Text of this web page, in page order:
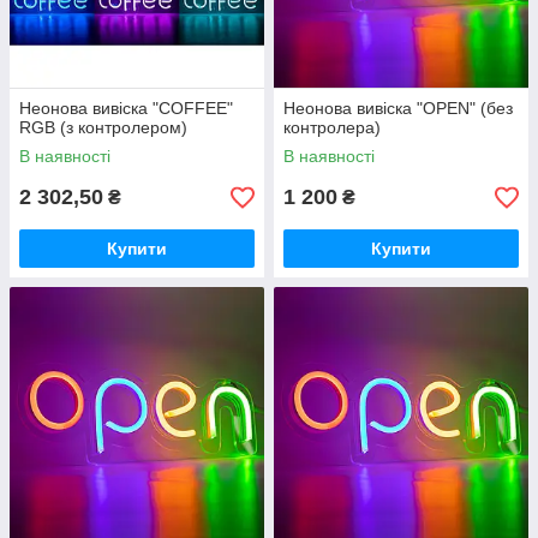
Неонова вивіска "COFFEE"
RGB (з контролером)
В наявності
2 302,50 ₴
Купити
Неонова вивіска "OPEN" (без
контролера)
В наявності
1 200 ₴
Купити